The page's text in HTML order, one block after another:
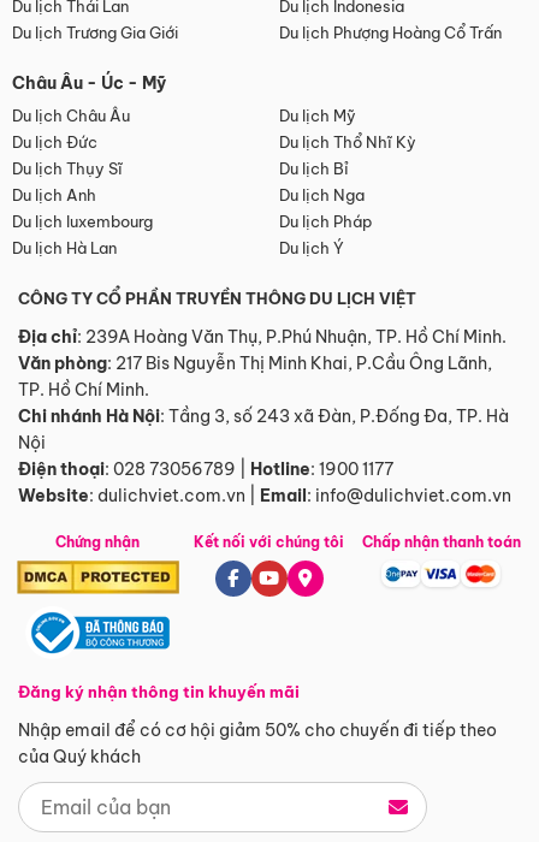
Du lịch Thái Lan
Du lịch Indonesia
Du lịch Trương Gia Giới
Du lịch Phượng Hoàng Cổ Trấn
Châu Âu - Úc - Mỹ
Du lịch Châu Âu
Du lịch Mỹ
Du lịch Đức
Du lịch Thổ Nhĩ Kỳ
Du lịch Thụy Sĩ
Du lịch Bỉ
Du lịch Anh
Du lịch Nga
Du lịch luxembourg
Du lịch Pháp
Du lịch Hà Lan
Du lịch Ý
CÔNG TY CỔ PHẦN TRUYỀN THÔNG DU LỊCH VIỆT
Địa chỉ: 239A Hoàng Văn Thụ, P.Phú Nhuận, TP. Hồ Chí Minh.
Văn phòng: 217 Bis Nguyễn Thị Minh Khai, P.Cầu Ông Lãnh,
TP. Hồ Chí Minh.
Chi nhánh Hà Nội: Tầng 3, số 243 xã Đàn, P.Đống Đa, TP. Hà
Nội
Điện thoại: 028 73056789 Hotline: 1900 1177
Website: dulichviet.com.vn Email: info@dulichviet.com.vn
Chứng nhận
Đăng ký nhận thông tin khuyến mãi
Nhập email để có cơ hội giảm 50% cho chuyến đi tiếp theo
của Quý khách
Kết nối với chúng tôi Chấp nhận thanh toán